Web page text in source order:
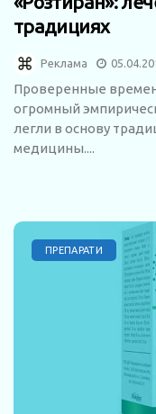
традициях
Реклама
Проверенные
огромный
легли в основу
медицины....
ПРЕПАРАТИ